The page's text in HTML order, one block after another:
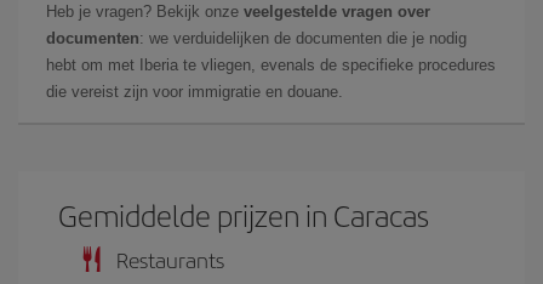
Heb je vragen? Bekijk onze veelgestelde vragen over
documenten: we verduidelijken de documenten die je nodig
hebt om met Iberia te vliegen, evenals de specifieke procedures
die vereist zijn voor immigratie en douane.
Gemiddelde prijzen in Caracas
Restaurants